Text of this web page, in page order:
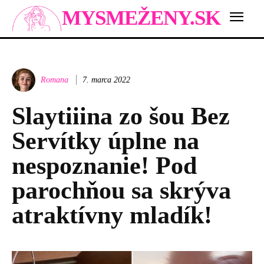
MYSMEŽENY.SK
Romana 7. marca 2022
Slaytiiina zo šou Bez
Servítky úplne na
nespoznanie! Pod
parochňou sa skrýva
atraktívny mladík!